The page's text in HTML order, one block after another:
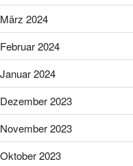
März 2024
Februar 2024
Januar 2024
Dezember 2023
November 2023
Oktober 2023